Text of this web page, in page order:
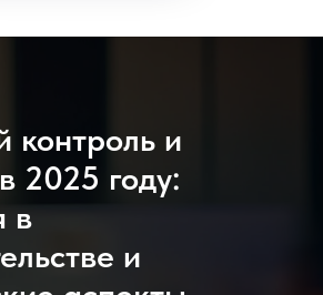
контроль и
2025 году:
в
и